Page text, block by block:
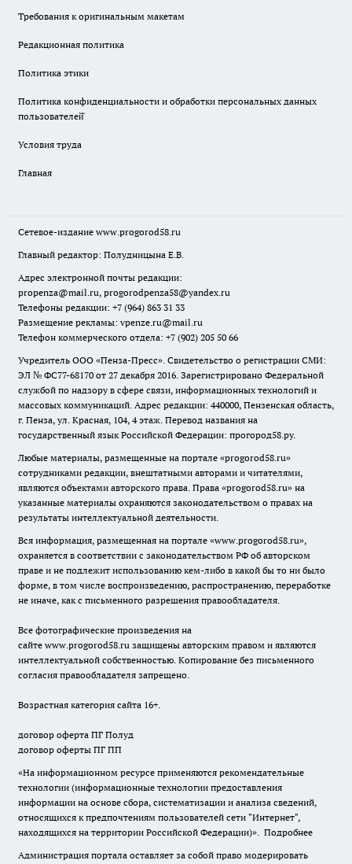
Требования к оригинальным макетам
Редакционная политика
Политика этики
Политика конфиденциальности и обработки персональных данных
пользователей̆
Условия труда
Главная
Сетевое-издание www.progorod58.ru
Главный редактор: Полудницына Е.В.
Адрес электронной почты редакции:
propenza@mail.ru, progorodpenza58@yandex.ru
Телефоны редакции: +7 (964) 863 31 33
Размещение рекламы: vpenze.ru@mail.ru
Телефон коммерческого отдела: +7 (902) 205 50 66
Учредитель ООО «Пенза-Пресс». Свидетельство о регистрации СМИ:
ЭЛ № ФС77-68170 от 27 декабря 2016. Зарегистрировано Федеральной
службой по надзору в сфере связи, информационных технологий и
массовых коммуникаций. Адрес редакции: 440000, Пензенская область,
г. Пенза, ул. Красная, 104, 4 этаж. Перевод названия на
государственный язык Российской Федерации: прогород58.ру.
Любые материалы, размещенные на портале «progorod58.ru»
сотрудниками редакции, внештатными авторами и читателями,
являются объектами авторского права. Права «progorod58.ru» на
указанные материалы охраняются законодательством о правах на
результаты интеллектуальной деятельности.
Вся информация, размещенная на портале «www.progorod58.ru»,
охраняется в соответствии с законодательством РФ об авторском
праве и не подлежит использованию кем-либо в какой бы то ни было
форме, в том числе воспроизведению, распространению, переработке
не иначе, как с письменного разрешения правообладателя.
Все фотографические произведения на
сайте www.progorod58.ru защищены авторским правом и являются
интеллектуальной собственностью. Копирование без письменного
согласия правообладателя запрещено.
Возрастная категория сайта 16+.
договор оферта ПГ Полуд
договор оферты ПГ ПП
«На информационном ресурсе применяются рекомендательные
технологии (информационные технологии предоставления
информации на основе сбора, систематизации и анализа сведений,
относящихся к предпочтениям пользователей сети "Интернет",
находящихся на территории Российской Федерации)». Подробнее
Администрация портала оставляет за собой право модерировать